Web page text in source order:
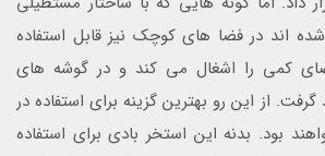
اند در فضا های کوچک نیز قابل استفاده
کمی را اشغال می کند و در گوشه های
از این رو بهترین گزینه برای استفاده در
بود. بدنه این استخر بادی برای استفاده